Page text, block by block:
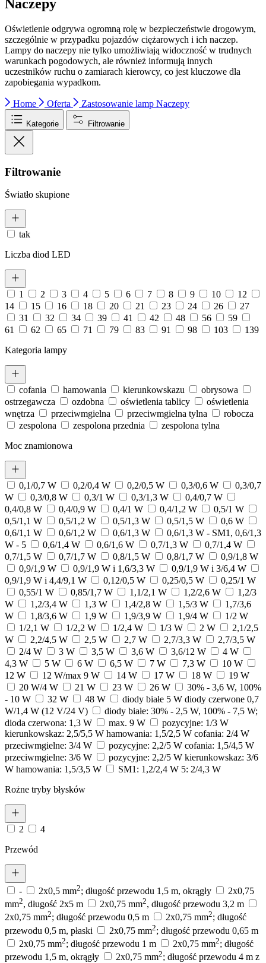
Naczepy
Oświetlenie odgrywa ogromną rolę w bezpieczeństwie drogowym,
szczególnie w przypadku pojazdów ciężarowych i ich naczep.
Lampy do naczepy nie tylko umożliwiają widoczność w trudnych
warunkach pogodowych, ale również informują innych
uczestników ruchu o zamiarach kierowcy, co jest kluczowe dla
zapobiegania wypadkom.
Home Oferta Zastosowanie lamp Naczepy
Kategorie Filtrowanie
Filtrowanie
Światło skupione
tak
Liczba diod LED
1 2 3 4 5 6 7 8 9 10
12
14
15 16 18 20 21 23 24 26
27
31
32 34 39 41 42 48 56
59
61
62 65 71 79 83 91 98 103
139
Kategoria lampy
cofania hamowania kierunkowskazu
obrysowa
ostrzegawcza
ozdobna oświetlenia tablicy
oświetlenia
wnętrza
przeciwmgielna przeciwmgielna tylna
robocza
zespolona
zespolona przednia
zespolona tylna
Moc znamionowa
0,1/0,7 W 0,2/0,4 W 0,2/0,5 W 0,3/0,6 W
0,3/0,7
W
0,3/0,8 W 0,3/1 W 0,3/1,3 W
0,4/0,7 W
0,4/0,8 W
0,4/0,9 W 0,4/1 W 0,4/1,2 W
0,5/1 W
0,5/1,1 W
0,5/1,2 W 0,5/1,3 W 0,5/1,5 W
0,6 W
0,6/1,1 W
0,6/1,2 W 0,6/1,3 W
0,6/1,3 W - SM1, 0,6/1,3
W - 5
0,6/1,4 W 0,6/1,6 W 0,7/1,3 W
0,7/1,4 W
0,7/1,5 W
0,7/1,7 W 0,8/1,5 W 0,8/1,7 W
0,9/1,8 W
0,9/1,9 W
0,9/1,9 W i 1,6/3,3 W
0,9/1,9 W i 3/6,4 W
0,9/1,9 W i 4,4/9,1 W
0,12/0,5 W 0,25/0,5 W
0,25/1 W
0,55/1 W
0,85/1,7 W 1,1/2,1 W 1,2/2,6 W
1,2/3
W
1,2/3,4 W 1,3 W 1,4/2,8 W 1,5/3 W
1,7/3,6
W
1,8/3,6 W 1,9 W 1,9/3,9 W 1,9/4 W
1/2 W
1/2,1 W
1/2,2 W 1/2,4 W 1/3 W 2 W
2,1/2,5
W
2,2/4,5 W 2,5 W 2,7 W 2,7/3,3 W
2,7/3,5 W
2/4 W
3 W 3,5 W 3,6 W 3,6/12 W
4 W
4,3 W
5 W 6 W 6,5 W 7 W 7,3 W
10 W
12 W
12 W/max 9 W 14 W 17 W 18 W
19 W
20 W/4 W
21 W 23 W 26 W
30% - 3,6 W, 100%
- 10 W
32 W 48 W
diody białe 5 W diody czerwone 0,7
W/1,4 W (12 V/24 V)
diody białe: 30% - 2,5 W, 100% - 7,5 W;
dioda czerwona: 1,3 W
max. 9 W
pozycyjne: 1/3 W
kierunkowskaz: 2,5/5,5 W hamowania: 1,5/2,5 W cofania: 2/4 W
przeciwmgielne: 3/4 W
pozycyjne: 2,2/5 W cofania: 1,5/4,5 W
przeciwmgielne: 3/6 W
pozycyjne: 2,2/5 W kierunkowskaz: 3/6
W hamowania: 1,5/3,5 W
SM1: 1,2/2,4 W 5: 2/4,3 W
Rożne tryby błysków
2
4
Przewód
- 2x0,5 mm2; długość przewodu 1,5 m, okrągły
2x0,75
mm2, długość 2x5 m 2x0,75 mm2, długość przewodu 3,2 m
2x0,75 mm2; długość przewodu 0,5 m 2x0,75 mm2; długość
przewodu 0,5 m, płaski
2x0,75 mm2; długość przewodu 0,65 m
2x0,75 mm2; długość przewodu 1 m 2x0,75 mm2; długość
przewodu 1,5 m, okrągły
2x0,75 mm2; długość przewodu 4 m z